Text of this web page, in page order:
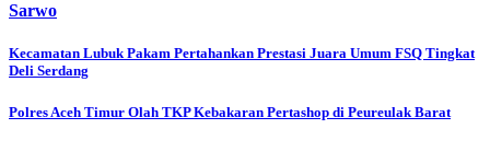
Sarwo
Post
navigation
Kecamatan Lubuk Pakam Pertahankan Prestasi Juara Umum FSQ Tingkat
Deli Serdang
Polres Aceh Timur Olah TKP Kebakaran Pertashop di Peureulak Barat